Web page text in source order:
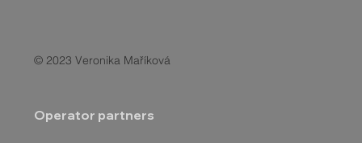
© 2023 Veronika Maříková
Operator partners